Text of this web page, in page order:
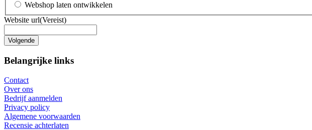
Webshop laten ontwikkelen
Website url(Vereist)
Belangrijke links
Contact
Over ons
Bedrijf aanmelden
Privacy policy
Algemene voorwaarden
Recensie achterlaten